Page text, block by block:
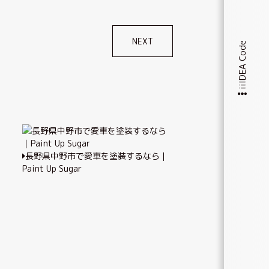
iiIDEA Code
NEXT
長野県中野市で愛車を塗装するなら｜
Paint Up Sugar